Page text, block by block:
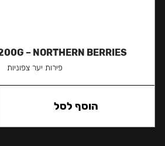
– NORTHERN BERRIES
פירות יער צפוניות
הוסף לסל